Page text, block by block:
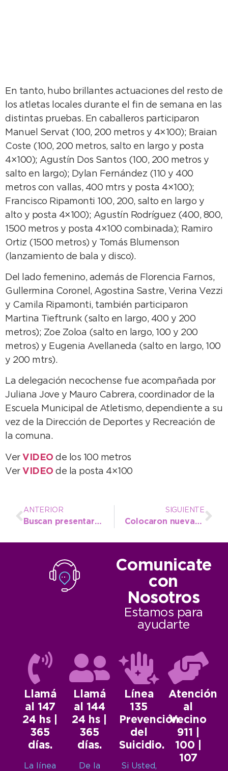
En tanto, hubo brillantes actuaciones del resto de
los atletas locales durante el fin de semana en las
distintas pruebas. En caballeros participaron
Manuel Servat (100, 200 metros y 4×100); Braian
Coste (100, 200 metros, salto en largo y posta
4×100); Agustín Dos Santos (100, 200 metros y
salto en largo); Dylan Fernández (110 y 400
metros con vallas, 400 mtrs y posta 4×100);
Francisco Ripamonti 100, 200, salto en largo y
alto y posta 4×100); Agustín Rodríguez (400, 800,
1500 metros y posta 4×100 combinada); Ramiro
Ortiz (1500 metros) y Tomás Blumenson
(lanzamiento de bala y disco).
Del lado femenino, además de Florencia Farnos,
Gullermina Coronel, Agostina Sastre, Verina Vezzi
y Camila Ripamonti, también participaron
Martina Tieftrunk (salto en largo, 400 y 200
metros); Zoe Zoloa (salto en largo, 100 y 200
metros) y Eugenia Avellaneda (salto en largo, 100
y 200 mtrs).
La delegación necochense fue acompañada por
Juliana Jove y Mauro Cabrera, coordinador de la
Escuela Municipal de Atletismo, dependiente a su
vez de la Dirección de Deportes y Recreación de
la comuna.
Ver VIDEO de los 100 metros
VerVIDEO de la posta 4×100
ANTERIOR
Buscan presentar proyectos de inversión en el CFI
SIGUIENTE
Colocaron nuevas pantallas en zonas de jardines de infantes
Comunicate
con
Nosotros
Estamos para
ayudarte
Llamá
al 147
24 hs |
365
días.
La línea
Llamá
al 144
24 hs |
365
días.
De la
Línea
135
Prevención
del
Suicidio.
Si Usted,
Atención
al
Vecino
911 |
100 |
107